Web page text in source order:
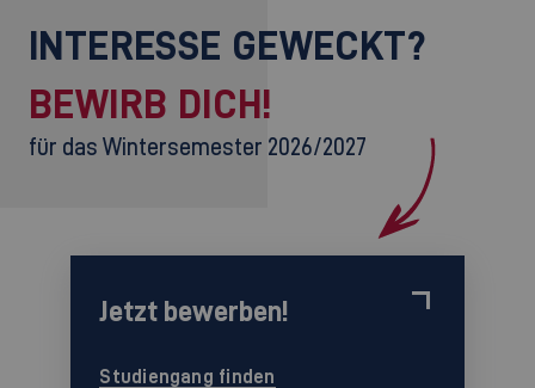
INTERESSE GEWECKT?
BEWIRB DICH!
für das Wintersemester 2026/2027
Jetzt bewerben!
Studiengang finden